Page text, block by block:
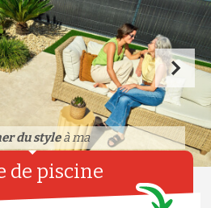
du styleà ma
de piscine